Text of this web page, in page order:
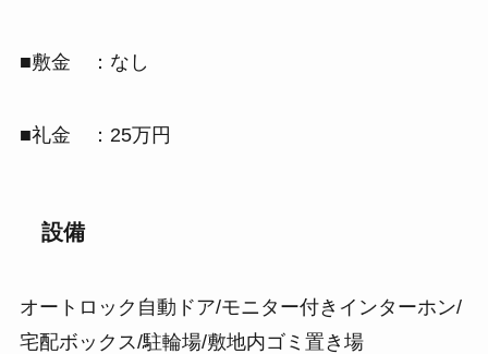
■敷金 ：なし
■礼金 ：25万円
設備
オートロック自動ドア/モニター付きインターホン/
宅配ボックス/駐輪場/敷地内ゴミ置き場